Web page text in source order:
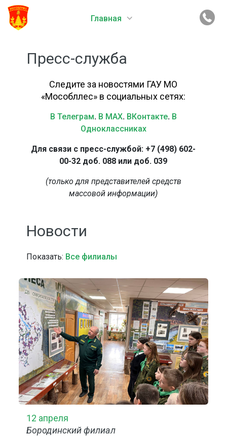
Главная
Пресс-служба
Следите за новостями ГАУ МО
«Мособллес» в социальных сетях:
В Телеграм. В MAX. ВКонтакте. В
Одноклассниках
Для связи с пресс-службой: +7 (498) 602-
00-32 доб. 088 или доб. 039
(только для представителей средств
массовой информации)
Новости
Показать: Все филиалы
12 апреля
Бородинский филиал